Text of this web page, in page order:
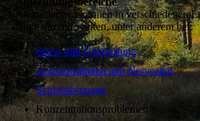
Atemübungen können in verschiedenen
unterstützend wirken, unter anderem bei:
Stress und Überlastung
Angstzuständen und Nervosität
Schlafstörungen
Konzentrationsproblemen